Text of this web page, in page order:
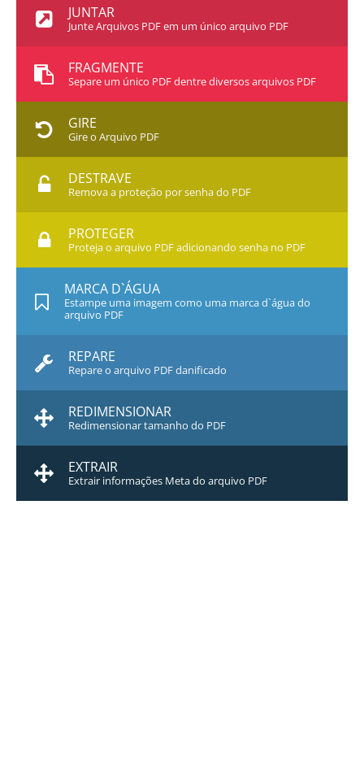
JUNTAR
Junte Arquivos PDF em um único arquivo PDF
FRAGMENTE
Separe um único PDF dentre diversos arquivos PDF
GIRE
Gire o Arquivo PDF
DESTRAVE
Remova a proteção por senha do PDF
PROTEGER
Proteja o arquivo PDF adicionando senha no PDF
MARCA D`ÁGUA
Estampe uma imagem como uma marca d`água do
arquivo PDF
REPARE
Repare o arquivo PDF danificado
REDIMENSIONAR
Redimensionar tamanho do PDF
EXTRAIR
Extrair informações Meta do arquivo PDF